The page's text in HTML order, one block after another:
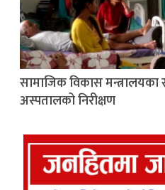
सामाजिक विकास मन्त्रालयका
अस्पतालको निरीक्षण